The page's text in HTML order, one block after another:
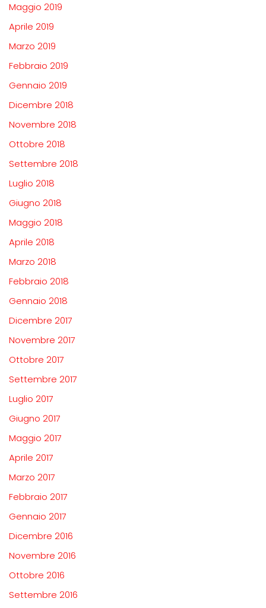
Maggio 2019
Aprile 2019
Marzo 2019
Febbraio 2019
Gennaio 2019
Dicembre 2018
Novembre 2018
Ottobre 2018
Settembre 2018
Luglio 2018
Giugno 2018
Maggio 2018
Aprile 2018
Marzo 2018
Febbraio 2018
Gennaio 2018
Dicembre 2017
Novembre 2017
Ottobre 2017
Settembre 2017
Luglio 2017
Giugno 2017
Maggio 2017
Aprile 2017
Marzo 2017
Febbraio 2017
Gennaio 2017
Dicembre 2016
Novembre 2016
Ottobre 2016
Settembre 2016